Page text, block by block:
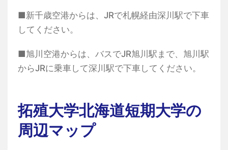
■新千歳空港からは、JRで札幌経由深川駅で下車
してください。
■旭川空港からは、バスでJR旭川駅まで、旭川駅
からJRに乗車して深川駅で下車してください。
拓殖大学北海道短期大学の
周辺マップ